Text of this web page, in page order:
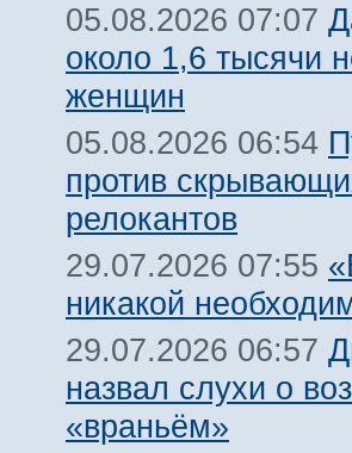
05.08.2026 07:07
около 1,6 тысячи
женщин
05.08.2026 06:54
против
релокантов
29.07.2026 07:55
никакой
29.07.2026 06:57
назвал слухи о
«враньём»